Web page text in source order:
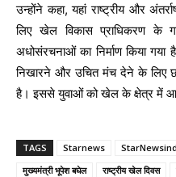
उन्होंने कहा, यहां राष्ट्रीय और
लिए खेल विकास प्राधिकरण के
अधोसंरचनाओं का निर्माण किया
निखारने और उचित मंच देने के लिए
है। इससे युवाओं को खेल के क्षेत्र में
TAGS Starnews StarNewsind
मुख्यमंत्री भूपेश बघेल
राष्ट्रीय खेल दिवस